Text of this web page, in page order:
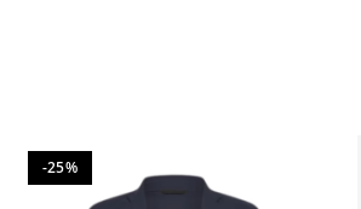
-25%